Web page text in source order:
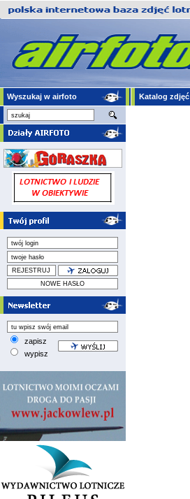
Wyszukaj w airfoto Katalog zdjęć
zapisz
wypisz